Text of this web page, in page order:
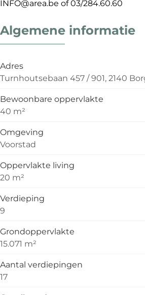
INFO@area.be of 03/284.60.60
Algemene informatie
Adres
Turnhoutsebaan 457 / 901, 2140
Bewoonbare oppervlakte
40 m²
Omgeving
Voorstad
Oppervlakte living
20 m²
Verdieping
9
Grondoppervlakte
15.071 m²
Aantal verdiepingen
17